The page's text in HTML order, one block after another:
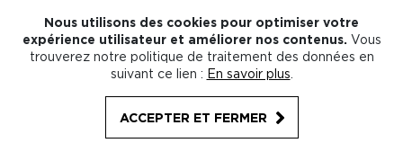
Nous utilisons des cookies pour optimiser votre
expérience utilisateur et améliorer nos contenus. Vous
trouverez notre politique de traitement des données en
suivant ce lien : En savoir plus
ACCEPTER ET FERMER